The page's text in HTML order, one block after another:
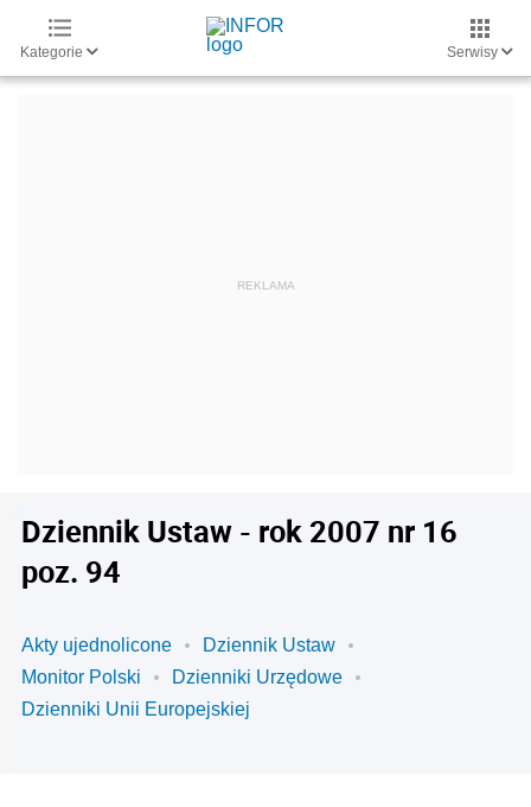
Kategorie Serwisy
Dziennik Ustaw - rok 2007 nr 16
poz. 94
Akty ujednolicone
Dziennik Ustaw
Monitor Polski
Dzienniki Urzędowe
Dzienniki Unii Europejskiej